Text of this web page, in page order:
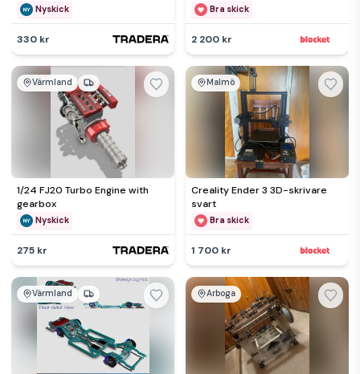
Nyskick
330 kr
Bra skick
2 200 kr
Värmland
1/24 FJ20 Turbo Engine with
gearbox
Nyskick
275 kr
Malmö
Creality Ender 3 3D-skrivare
svart
Bra skick
1 700 kr
Värmland Arboga